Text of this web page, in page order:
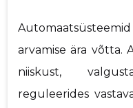
arvamise ära võtta.
niiskust,
reguleerides